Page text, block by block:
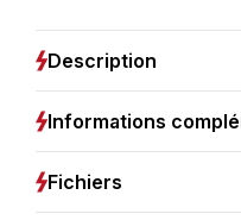
4260lm
Noir
Description
Informations
Fichiers